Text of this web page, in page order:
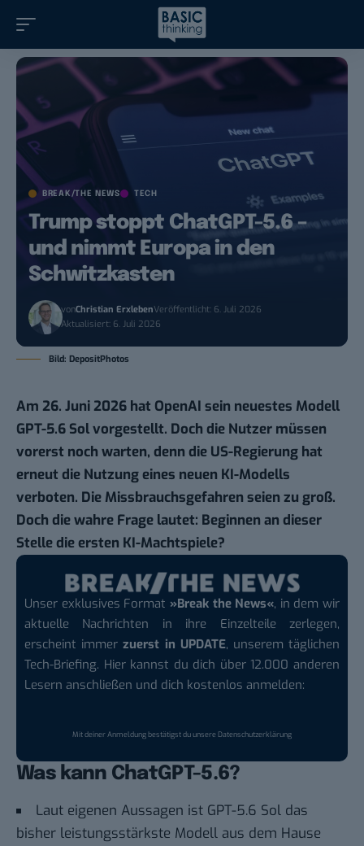
BREAK/THE NEWS TECH
Trump stoppt ChatGPT-5.6 –
und nimmt Europa in den
Schwitzkasten
vonChristian ErxlebenVeröffentlicht: 6. Juli 2026
Aktualisiert: 6. Juli 2026
Bild: DepositPhotos
Am 26. Juni 2026 hat OpenAI sein neuestes Modell
GPT-5.6 Sol vorgestellt. Doch die Nutzer müssen
vorerst noch warten, denn die US-Regierung hat
erneut die Nutzung eines neuen KI-Modells
verboten. Die Missbrauchsgefahren seien zu groß.
Doch die wahre Frage lautet: Beginnen an dieser
Stelle die ersten KI-Machtspiele?
Unser exklusives Format »Break the News«, in dem wir
aktuelle Nachrichten in ihre Einzelteile zerlegen,
erscheint immerzuerst in UPDATE, unserem täglichen
Tech-Briefing. Hier kannst du dich über 12.000 anderen
Lesern anschließen und dich kostenlos anmelden:
Mit deiner Anmeldung bestätigst du unsereDatenschutzerklärung
Was kann ChatGPT-5.6?
Laut eigenen Aussagen ist GPT-5.6 Sol das
bisher leistungsstärkste Modell aus dem Hause